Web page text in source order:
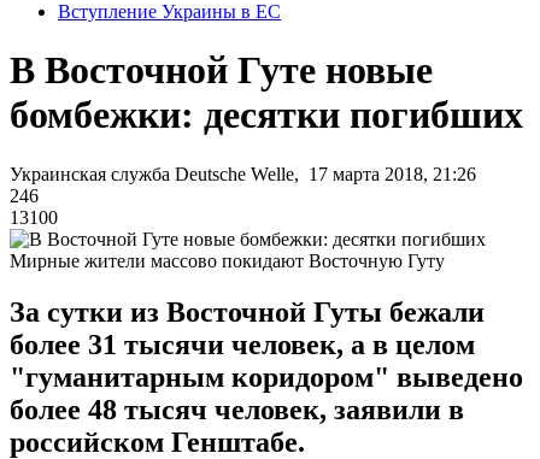
Вступление Украины в ЕС
В Восточной Гуте новые
бомбежки: десятки погибших
Украинская служба Deutsche Welle, 17 марта 2018, 21:26
246
13100
Мирные жители массово покидают Восточную Гуту
За сутки из Восточной Гуты бежали
более 31 тысячи человек, а в целом
"гуманитарным коридором" выведено
более 48 тысяч человек, заявили в
российском Генштабе.